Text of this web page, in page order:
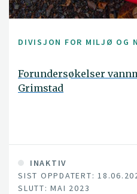
DIVISJON FOR MILJØ OG
Forundersøkelser
Grimstad
INAKTIV
SIST OPPDATERT:
SLUTT: MAI 2023